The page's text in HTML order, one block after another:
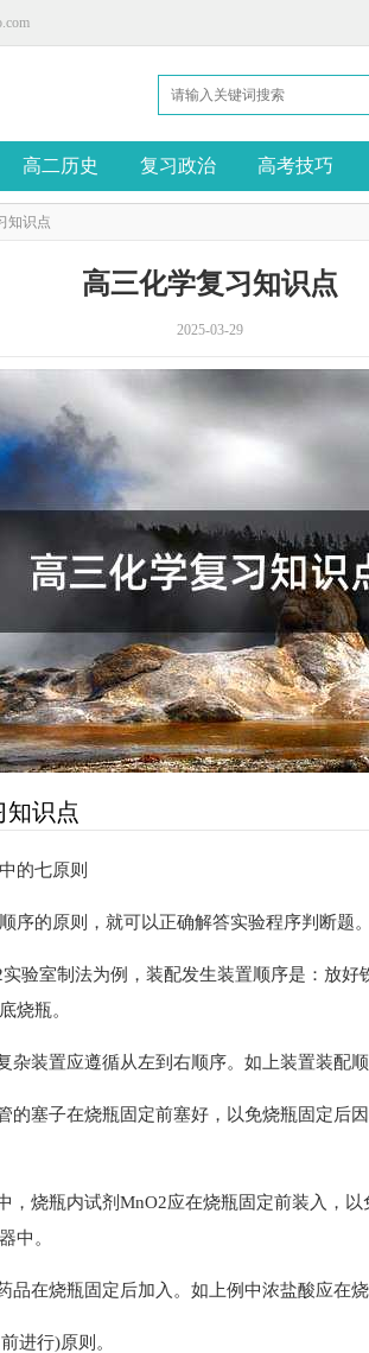
高二历史 复习政治 高考技巧
知识点
高三化学复习知识点
2025-03-29
知识点
的七原则
序的原则，就可以正确解答实验程序判断题。
验室制法为例，装配发生装置顺序是：放好
烧瓶。
杂装置应遵循从左到右顺序。如上装置装配
的塞子在烧瓶固定前塞好，以免烧瓶固定后
，烧瓶内试剂MnO2应在烧瓶固定前装入，
中。
品在烧瓶固定后加入。如上例中浓盐酸应在
进行)原则。